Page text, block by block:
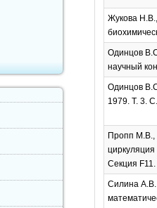
Жукова
Одинцов
научный
Одинцов
1979. Т. 3.
Пропп М.В.,
циркуляция
Секция
Силина А.В.